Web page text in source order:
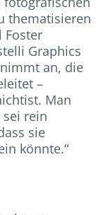
thematisieren
Foster
Graphics
an, die
–
Man
rein
sie
könnte.“